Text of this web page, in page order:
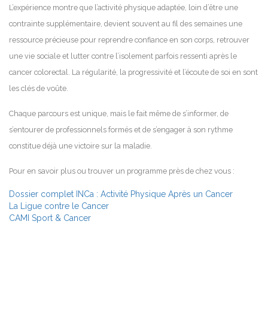
L’expérience montre que l’activité physique adaptée, loin d’être une
contrainte supplémentaire, devient souvent au fil des semaines une
ressource précieuse pour reprendre confiance en son corps, retrouver
une vie sociale et lutter contre l’isolement parfois ressenti après le
cancer colorectal. La régularité, la progressivité et l’écoute de soi en sont
les clés de voûte.
Chaque parcours est unique, mais le fait même de s’informer, de
s’entourer de professionnels formés et de s’engager à son rythme
constitue déjà une victoire sur la maladie.
Pour en savoir plus ou trouver un programme près de chez vous :
Dossier complet INCa : Activité Physique Après un Cancer
La Ligue contre le Cancer
CAMI Sport & Cancer